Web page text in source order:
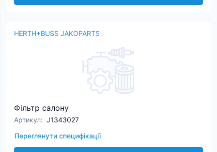
HERTH+BUSS JAKOPARTS
Фільтр салону
Артикул: J1343027
Переглянути специфікації